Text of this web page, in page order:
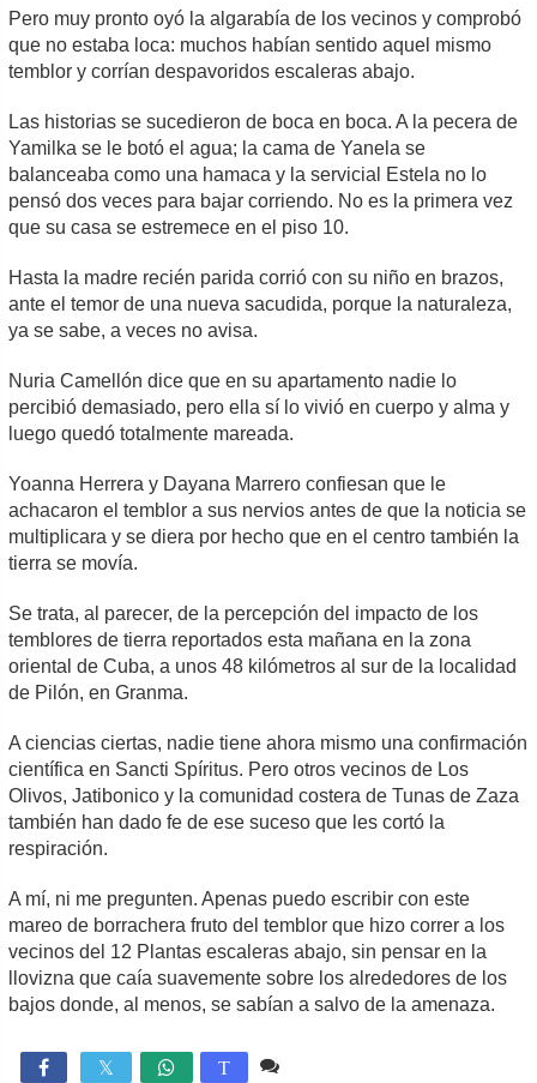
Pero muy pronto oyó la algarabía de los vecinos y comprobó
que no estaba loca: muchos habían sentido aquel mismo
temblor y corrían despavoridos escaleras abajo.
Las historias se sucedieron de boca en boca. A la pecera de
Yamilka se le botó el agua; la cama de Yanela se
balanceaba como una hamaca y la servicial Estela no lo
pensó dos veces para bajar corriendo. No es la primera vez
que su casa se estremece en el piso 10.
Hasta la madre recién parida corrió con su niño en brazos,
ante el temor de una nueva sacudida, porque la naturaleza,
ya se sabe, a veces no avisa.
Nuria Camellón dice que en su apartamento nadie lo
percibió demasiado, pero ella sí lo vivió en cuerpo y alma y
luego quedó totalmente mareada.
Yoanna Herrera y Dayana Marrero confiesan que le
achacaron el temblor a sus nervios antes de que la noticia se
multiplicara y se diera por hecho que en el centro también la
tierra se movía.
Se trata, al parecer, de la percepción del impacto de los
temblores de tierra reportados esta mañana en la zona
oriental de Cuba, a unos 48 kilómetros al sur de la localidad
de Pilón, en Granma.
A ciencias ciertas, nadie tiene ahora mismo una confirmación
científica en Sancti Spíritus. Pero otros vecinos de Los
Olivos, Jatibonico y la comunidad costera de Tunas de Zaza
también han dado fe de ese suceso que les cortó la
respiración.
A mí, ni me pregunten. Apenas puedo escribir con este
mareo de borrachera fruto del temblor que hizo correr a los
vecinos del 12 Plantas escaleras abajo, sin pensar en la
llovizna que caía suavemente sobre los alrededores de los
bajos donde, al menos, se sabían a salvo de la amenaza.
 T